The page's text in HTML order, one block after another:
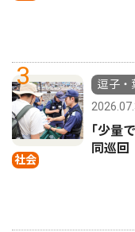
3
社会
逗子・
｢少量
同巡回